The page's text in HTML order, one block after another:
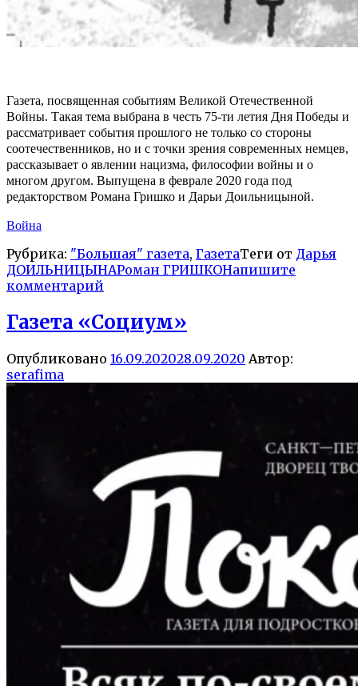
Газета, посвященная событиям Великой Отечественной
Войны. Такая тема выбрана в честь 75-ти летия Дня Победы и
рассматривает события прошлого не только со стороны
соотечественников, но и с точки зрения современных немцев,
рассказывает о явлении нацизма, философии войны и о
многом другом. Выпущена в феврале 2020 года под
редакторством Романа Гришко и Дарьи Доильницыной.
Война
Рубрика: "Большая" газета, ГазетаТеги от Дарья
ДОИЛЬНИЦЫНАРоман ГРИШКОНапишите
комментарий
Газета «Социум»
Опубликовано 16.09.202028.09.2020 Автор:
serafima